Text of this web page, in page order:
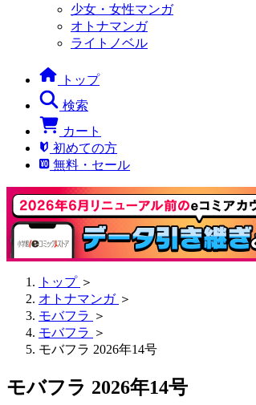
少女・女性マンガ
オトナマンガ
ライトノベル
トップ
検索
カート
初めての方
無料・セール
トップ ＞
オトナマンガ ＞
モバフラ ＞
モバフラ ＞
モバフラ 2026年14号
モバフラ 2026年14号